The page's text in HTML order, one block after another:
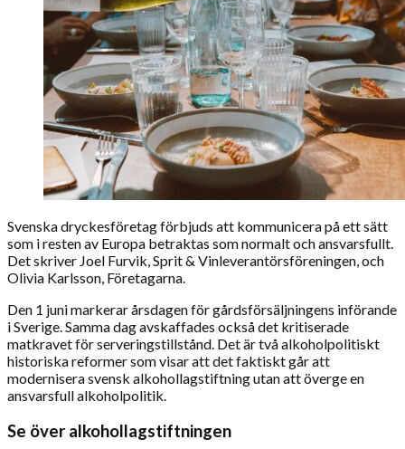
Svenska dryckesföretag förbjuds att kommunicera på ett sätt
som i resten av Europa betraktas som normalt och ansvarsfullt.
Det skriver Joel Furvik, Sprit & Vinleverantörsföreningen, och
Olivia Karlsson, Företagarna.
Den 1 juni markerar årsdagen för gårdsförsäljningens införande
i Sverige. Samma dag avskaffades också det kritiserade
matkravet för serveringstillstånd. Det är två alkoholpolitiskt
historiska reformer som visar att det faktiskt går att
modernisera svensk alkohollagstiftning utan att överge en
ansvarsfull alkoholpolitik.
Se över alkohollagstiftningen